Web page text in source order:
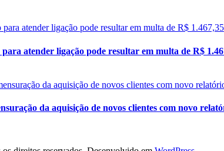
atender ligação pode resultar em multa de R$
da aquisição de novos clientes com novo